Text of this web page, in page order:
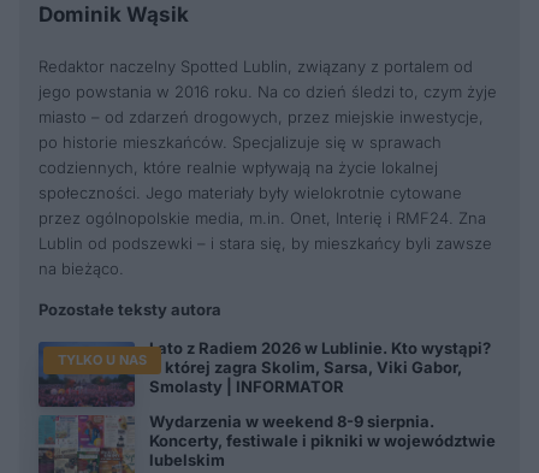
Dominik Wąsik
Redaktor naczelny Spotted Lublin, związany z portalem od
jego powstania w 2016 roku. Na co dzień śledzi to, czym żyje
miasto – od zdarzeń drogowych, przez miejskie inwestycje,
po historie mieszkańców. Specjalizuje się w sprawach
codziennych, które realnie wpływają na życie lokalnej
społeczności. Jego materiały były wielokrotnie cytowane
przez ogólnopolskie media, m.in. Onet, Interię i RMF24. Zna
Lublin od podszewki – i stara się, by mieszkańcy byli zawsze
na bieżąco.
Pozostałe teksty autora
TYLKO U NAS
Lato z Radiem 2026 w Lublinie. Kto wystąpi?
O której zagra Skolim, Sarsa, Viki Gabor,
Smolasty | INFORMATOR
Wydarzenia w weekend 8-9 sierpnia.
Koncerty, festiwale i pikniki w województwie
lubelskim